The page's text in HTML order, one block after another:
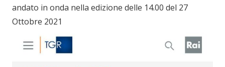
andato in onda nella edizione delle 14.00 del 27
Ottobre 2021